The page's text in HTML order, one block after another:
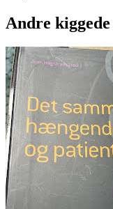
Andre kiggede